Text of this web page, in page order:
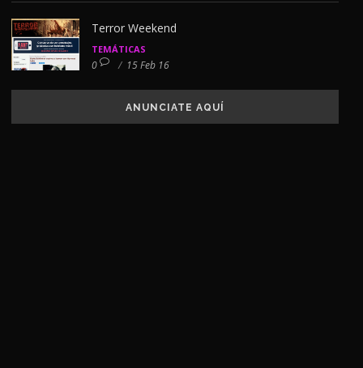
Terror Weekend
TEMÁTICAS
0 / 15 Feb 16
ANUNCIATE AQUÍ